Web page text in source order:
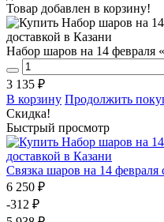
Товар добавлен в корзину!
Набор шаров на 14 февраля
3 135 ₽
В корзину Продолжить
Скидка!
Быстрый просмотр
Связка шаров на 14
6 250 ₽
-312 ₽